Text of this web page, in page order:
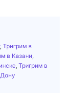
, Тригрим в
в Казани
Тригрим в